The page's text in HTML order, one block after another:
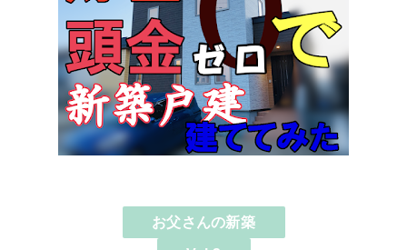
お父さんの新築